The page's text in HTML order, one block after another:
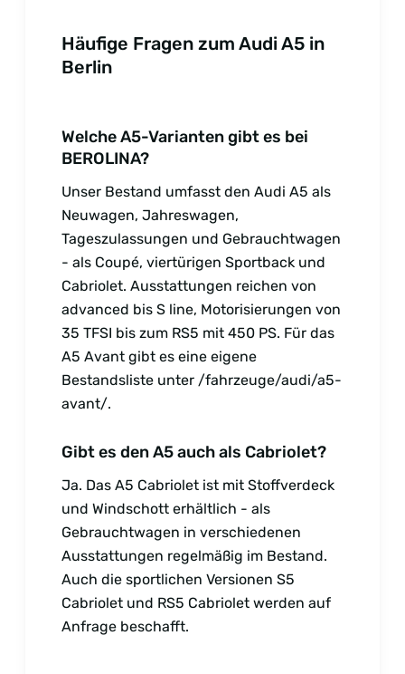
Häufige Fragen zum Audi A5 in
Berlin
Welche A5-Varianten gibt es bei
BEROLINA?
Unser Bestand umfasst den Audi A5 als
Neuwagen, Jahreswagen,
Tageszulassungen und Gebrauchtwagen
- als Coupé, viertürigen Sportback und
Cabriolet. Ausstattungen reichen von
advanced bis S line, Motorisierungen von
35 TFSI bis zum RS5 mit 450 PS. Für das
A5 Avant gibt es eine eigene
Bestandsliste unter /fahrzeuge/audi/a5-
avant/.
Gibt es den A5 auch als Cabriolet?
Ja. Das A5 Cabriolet ist mit Stoffverdeck
und Windschott erhältlich - als
Gebrauchtwagen in verschiedenen
Ausstattungen regelmäßig im Bestand.
Auch die sportlichen Versionen S5
Cabriolet und RS5 Cabriolet werden auf
Anfrage beschafft.